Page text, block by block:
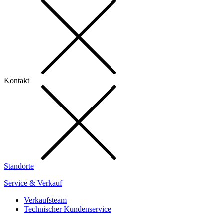
Kontakt
Standorte
Service & Verkauf
Verkaufsteam
Technischer Kundenservice